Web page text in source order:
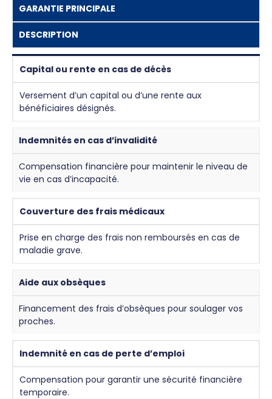
GARANTIE PRINCIPALE
DESCRIPTION
Capital ou rente en cas de décès
Versement d’un capital ou d’une rente aux
bénéficiaires désignés.
Indemnités en cas d’invalidité
Compensation financière pour maintenir le niveau de
vie en cas d’incapacité.
Couverture des frais médicaux
Prise en charge des frais non remboursés en cas de
maladie grave.
Aide aux obsèques
Financement des frais d’obsèques pour soulager vos
proches.
Indemnité en cas de perte d’emploi
Compensation pour garantir une sécurité financière
temporaire.